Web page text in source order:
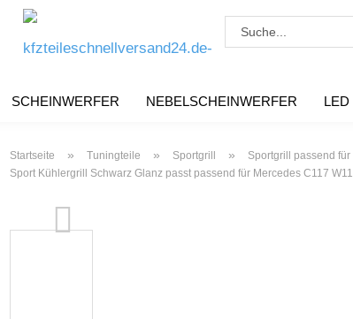
SCHEINWERFER NEBELSCHEINWERFER LED
Startseite » Tuningteile » Sportgrill » Sportgrill passend
Sport Kühlergrill Schwarz Glanz passt passend für Mercedes C117